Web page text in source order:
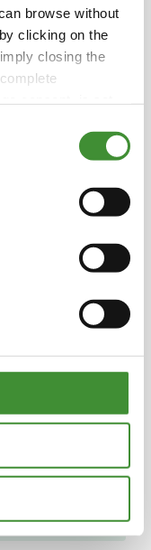
browse without
clicking on the
closing the
sisteme
aproape 30%
de
apei, folosind
jucat un rol
generos al
locali în
de creștere a
Pigeiro nu și-
de a
o piață